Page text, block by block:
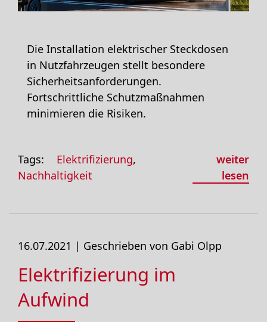
Die Installation elektrischer Steckdosen
in Nutzfahrzeugen stellt besondere
Sicherheitsanforderungen.
Fortschrittliche Schutzmaßnahmen
minimieren die Risiken.
Tags: Elektrifizierung,
Nachhaltigkeit
weiter
lesen
16.07.2021 | Geschrieben von Gabi Olpp
Elektrifizierung im
Aufwind